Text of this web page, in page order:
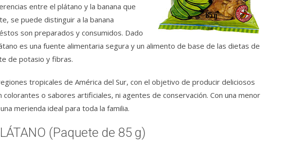
entre el plátano y la banana que
se puede distinguir a la banana
son preparados y consumidos. Dado
es una fuente alimentaria segura y un alimento de base de las dietas de
de potasio y fibras.
tropicales de América del Sur, con el objetivo de producir deliciosos
o sabores artificiales, ni agentes de conservación. Con una menor
merienda ideal para toda la familia.
(Paquete de 85 g)